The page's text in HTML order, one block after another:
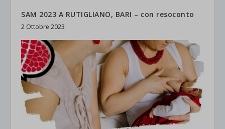
SAM 2023 A RUTIGLIANO, BARI – con resoconto
2 Ottobre 2023